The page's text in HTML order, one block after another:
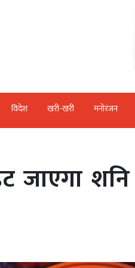
विदेश खरी-खरी मनोरंजन
जाएगा